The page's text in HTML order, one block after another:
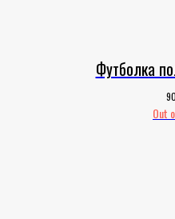
Футболка
Out